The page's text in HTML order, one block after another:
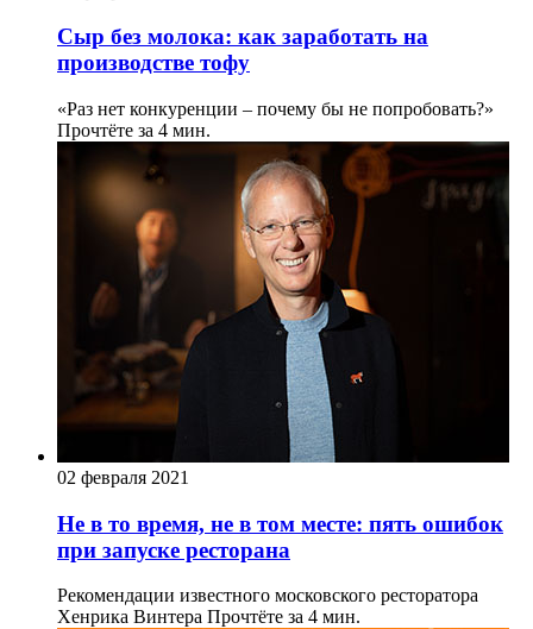
Сыр без молока: как заработать на
производстве тофу
«Раз нет конкуренции – почему бы не попробовать?»
Прочтёте за 4 мин.
02 февраля 2021
Не в то время, не в том месте: пять ошибок
при запуске ресторана
Рекомендации известного московского ресторатора
Хенрика Винтера Прочтёте за 4 мин.